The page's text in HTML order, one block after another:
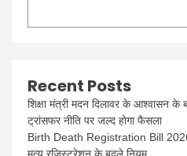
Recent Posts
शिक्षा मंत्री मदन दिलावर के आश्वासन के
ट्रांसफर नीति पर जल्द होगा फैसला
Birth Death Registration Bill
मृत्यु रजिस्ट्रेशन के बदले नियम